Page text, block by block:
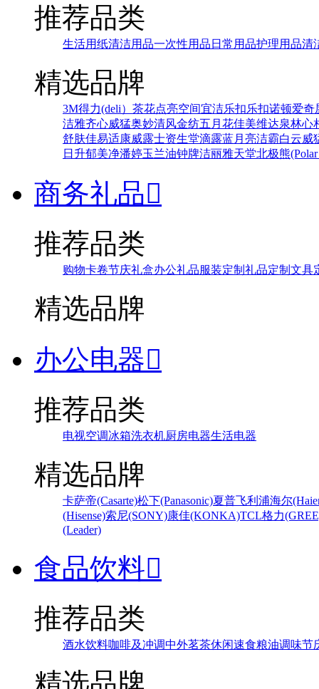
推荐品类
生活用纸清洁用品一次性用品 日常用品护理用品清
精选品牌
3M得力(deli） 茶花点亮空间宜洁乐扣乐扣诺顿爱奇
洁雅齐心威猛奥妙清风金纺五月花佳美维达泉林心
舒肤佳易适康威露士资生堂滴露蓝月亮洁霸白云威
日升郁美净潘婷玉兰油钟牌洁丽雅天堂北极熊(Polar
商务礼品
推荐品类
购物卡卷节庆礼盒办公礼品服装定制 礼品定制 文具
精选品牌
办公电器
推荐品类
电视空调冰箱洗衣机厨房电器生活电器
精选品牌
卡萨帝(Casarte)松下(Panasonic)夏普飞利浦海尔
(Hisense)索尼(SONY)康佳(KONKA)TCL格力
(Leader)
食品饮料
推荐品类
酒水饮料咖啡及冲调中外茗茶休闲速食粮油调味节
精选品牌